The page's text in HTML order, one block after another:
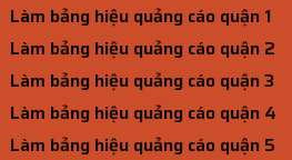
Làm bảng hiệu quảng cáo quận 1
Làm bảng hiệu quảng cáo quận 2
Làm bảng hiệu quảng cáo quận 3
Làm bảng hiệu quảng cáo quận 4
Làm bảng hiệu quảng cáo quận 5